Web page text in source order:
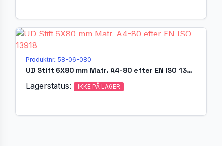
Produktnr.: 58-06-080
UD Stift 6X80 mm Matr. A4-80 efter EN ISO 13918
Lagerstatus: IKKE PÅ LAGER